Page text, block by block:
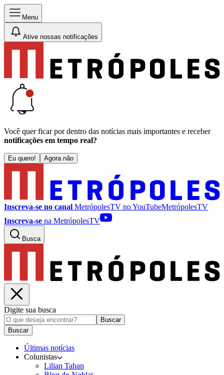
Menu
Ative nossas notificações
Você quer ficar por dentro das notícias mais importantes e receber
notificações em tempo real?
Eu quero! Agora não
Inscreva-se no canal MetrópolesTV noYouTubeMetrópolesTV
Inscreva-se na MetrópolesTV
Busca
Digite sua busca
Buscar
Buscar
Últimas notícias
Colunistas
Lilian Tahan